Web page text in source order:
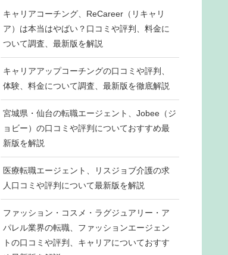
キャリアコーチング、ReCareer（リキャリ
ア）は本当はやばい？口コミや評判、料金に
ついて調査、最新版を解説
キャリアアップコーチングの口コミや評判、
体験、料金について調査、最新版を徹底解説
宮城県・仙台の転職エージェント、Jobee（ジ
ョビー）の口コミや評判についておすすめ最
新版を解説
医療転職エージェント、リスジョブ介護の求
人口コミや評判について最新版を解説
ファッション・コスメ・ラグジュアリー・ア
パレル業界の転職、ファッションエージェン
トの口コミや評判、キャリアについておすす